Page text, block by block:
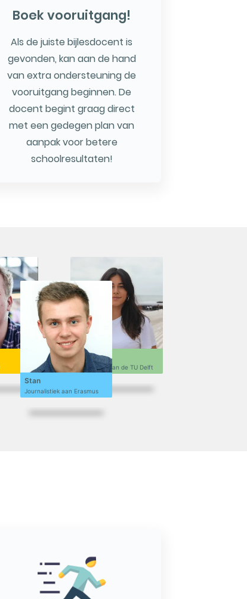
Boek vooruitgang!
Als de juiste bijlesdocent is
gevonden, kan aan de hand
van extra ondersteuning de
vooruitgang beginnen. De
docent begint graag direct
met een gedegen plan van
aanpak voor betere
schoolresultaten!
Sofi
Ontwerpen aan de TU Delft
Stan
Journalistiek aan Erasmus